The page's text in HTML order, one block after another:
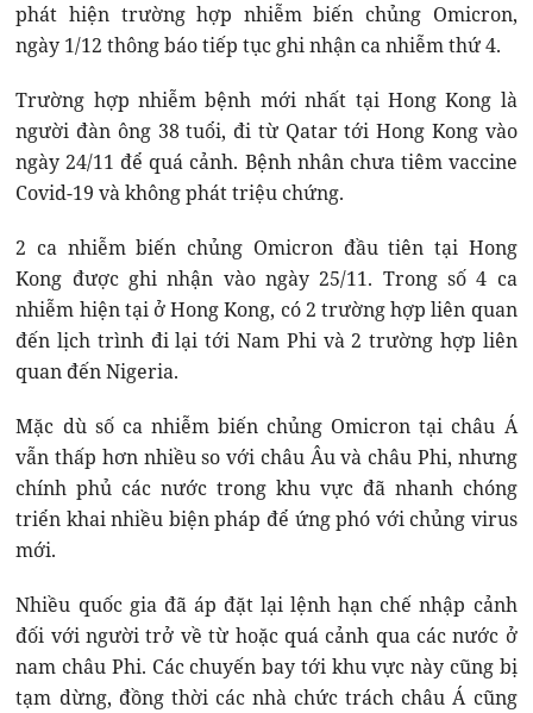
phát hiện trường hợp nhiễm biến chủng Omicron,
ngày 1/12 thông báo tiếp tục ghi nhận ca nhiễm thứ 4.
Trường hợp nhiễm bệnh mới nhất tại Hong Kong là
người đàn ông 38 tuổi, đi từ Qatar tới Hong Kong vào
ngày 24/11 để quá cảnh. Bệnh nhân chưa tiêm vaccine
Covid-19 và không phát triệu chứng.
2 ca nhiễm biến chủng Omicron đầu tiên tại Hong
Kong được ghi nhận vào ngày 25/11. Trong số 4 ca
nhiễm hiện tại ở Hong Kong, có 2 trường hợp liên quan
đến lịch trình đi lại tới Nam Phi và 2 trường hợp liên
quan đến Nigeria.
Mặc dù số ca nhiễm biến chủng Omicron tại châu Á
vẫn thấp hơn nhiều so với châu Âu và châu Phi, nhưng
chính phủ các nước trong khu vực đã nhanh chóng
triển khai nhiều biện pháp để ứng phó với chủng virus
mới.
Nhiều quốc gia đã áp đặt lại lệnh hạn chế nhập cảnh
đối với người trở về từ hoặc quá cảnh qua các nước ở
nam châu Phi. Các chuyến bay tới khu vực này cũng bị
tạm dừng, đồng thời các nhà chức trách châu Á cũng